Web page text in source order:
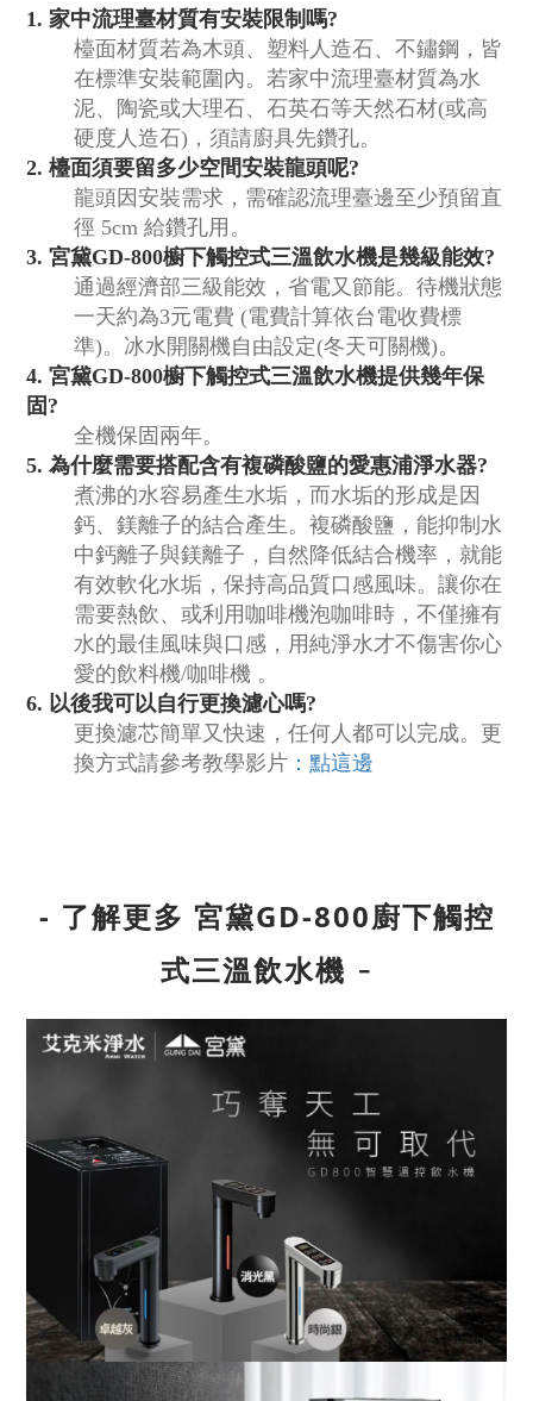
1. 家中流理臺材質有安裝限制嗎?
檯面材質若為木頭、塑料人造石、不鏽鋼，皆
在標準安裝範圍內。若家中流理臺材質為水
泥、陶瓷或大理石、石英石等天然石材(或高
硬度人造石)，須請廚具先鑽孔。
2. 檯面須要留多少空間安裝龍頭呢?
龍頭因安裝需求，需確認流理臺邊至少預留直
徑 5cm 給鑽孔用。
3. 宮黛GD-800櫥下觸控式三溫飲水機是幾級能效?
通過經濟部三級能效，省電又節能。待機狀態
一天約為3元電費 (電費計算依台電收費標
準)。冰水開關機自由設定(冬天可關機)。
4. 宮黛GD-800櫥下觸控式三溫飲水機提供幾年保
固?
全機保固兩年。
5. 為什麼需要搭配含有複磷酸鹽的愛惠浦淨水器?
煮沸的水容易產生水垢，而水垢的形成是因
鈣、鎂離子的結合產生。複磷酸鹽，能抑制水
中鈣離子與鎂離子，自然降低結合機率，就能
有效軟化水垢，保持高品質口感風味。讓你在
需要熱飲、或利用咖啡機泡咖啡時，不僅擁有
水的最佳風味與口感，用純淨水才不傷害你心
愛的飲料機/咖啡機 。
6. 以後我可以自行更換濾心嗎?
更換濾芯簡單又快速，任何人都可以完成。 更
換方式請參考教學影片 ：點這邊
- 了解更多 宮黛GD-800廚下觸控
式三溫飲水機 -